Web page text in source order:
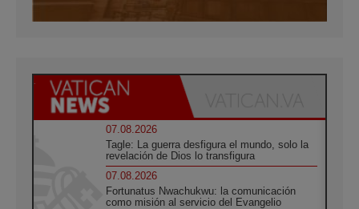
07.08.2026
Tagle: La guerra desfigura el mundo, solo la
revelación de Dios lo transfigura
07.08.2026
Fortunatus Nwachukwu: la comunicación
como misión al servicio del Evangelio